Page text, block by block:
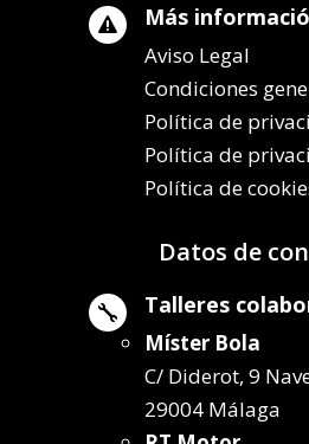
 Más
Aviso Legal
Condiciones
Política de
Política de
Política de
Datos de
 Talleres
Míster Bola
C/ Diderot, 9
29004 Málaga